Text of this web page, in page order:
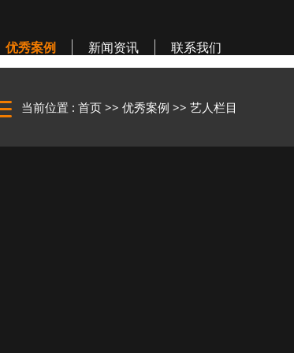
优秀案例 新闻资讯 联系我们
当前位置 : 首页 >> 优秀案例 >> 艺人栏目